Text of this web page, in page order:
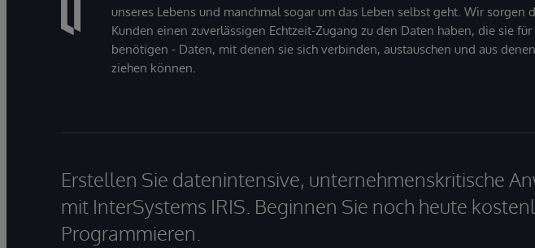
unseres Lebens und manchmal sogar um das Leben selbst geht. Wir sorgen
Kunden einen zuverlässigen Echtzeit-Zugang zu den Daten haben, die sie
benötigen - Daten, mit denen sie sich verbinden, austauschen und aus
ziehen können.
Erstellen Sie datenintensive, unternehmenskritische
mit InterSystems IRIS. Beginnen Sie noch heute
Programmieren.